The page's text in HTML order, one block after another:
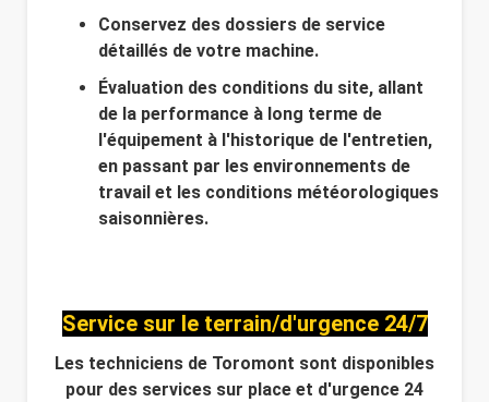
Conservez des dossiers de service
détaillés de votre machine.
Évaluation des conditions du site, allant
de la performance à long terme de
l'équipement à l'historique de l'entretien,
en passant par les environnements de
travail et les conditions météorologiques
saisonnières.
Service sur le terrain/d'urgence 24/7
Les techniciens de Toromont sont disponibles
pour des services sur place et d'urgence 24